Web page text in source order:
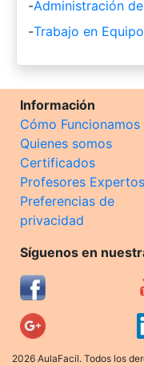
-Administración
-Trabajo en Equipo
Información
Cómo Funcionamos
Quienes somos
Certificados
Profesores Expertos
Preferencias de
privacidad
Síguenos en
2026 AulaFacil. Todos los